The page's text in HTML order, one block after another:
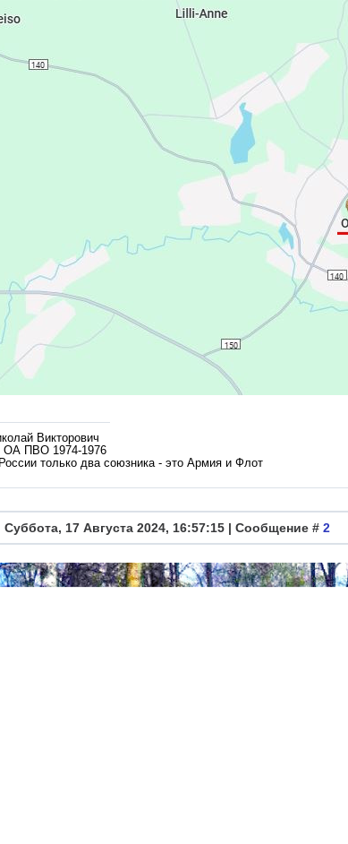
Викторович
ОА ПВО 1974-1976
только два союзника - это Армия и Флот
Суббота, 17 Августа 2024, 16:57:15 | Сообщение # 2